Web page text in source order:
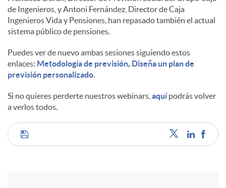
i
d
o
s
de Ingenieros, y Antoni Fernández, Director de Caja
Ingenieros Vida y Pensiones, han repasado también el actual
sistema público de pensiones.
Puedes ver de nuevo ambas sesiones siguiendo estos
enlaces: Metodología de previsión, Diseña un plan de
previsión personalizado.
Si no quieres perderte nuestros webinars, aquípodrás volver
a verlos todos.
C